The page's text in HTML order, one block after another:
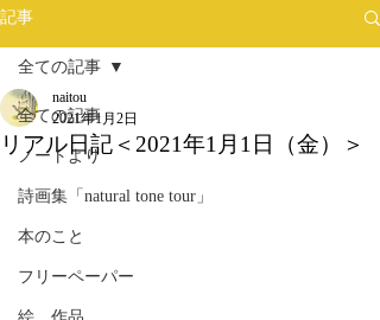
記事
全ての記事
ノートより
詩画集「natural tone tour」
本のこと
フリーペーパー
全ての記事
リアル日記＜2021年1月1日（金）＞
naitou
2021年1月2日